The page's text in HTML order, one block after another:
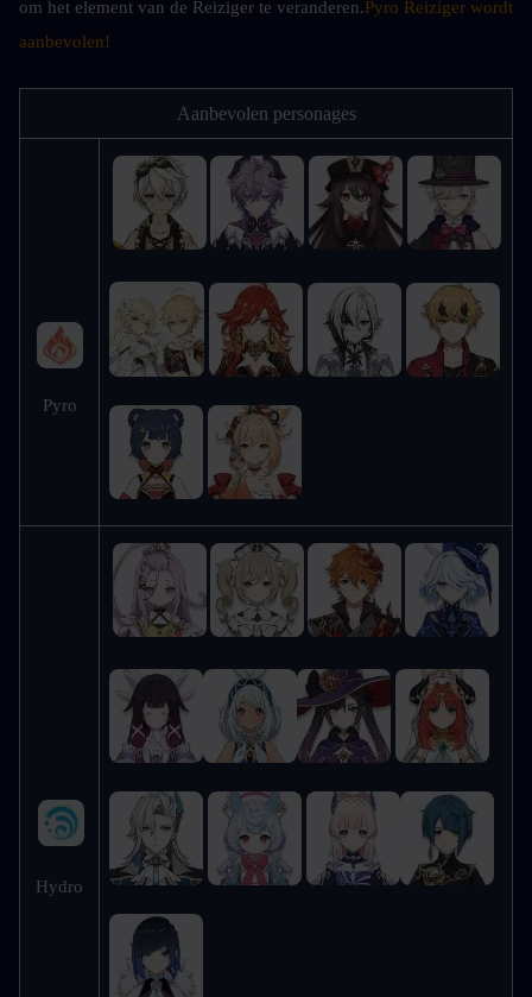
om het element van de Reiziger te veranderen.Pyro Reiziger wordt
aanbevolen!
Aanbevolen personages
Pyro
Hydro